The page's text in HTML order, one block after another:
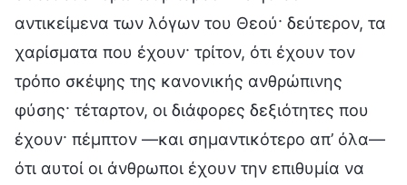
αντικείμενα των λόγων του Θεού· δεύτερον, τα
χαρίσματα που έχουν· τρίτον, ότι έχουν τον
τρόπο σκέψης της κανονικής ανθρώπινης
φύσης· τέταρτον, οι διάφορες δεξιότητες που
έχουν· πέμπτον —και σημαντικότερο απ’ όλα—
ότι αυτοί οι άνθρωποι έχουν την επιθυμία να